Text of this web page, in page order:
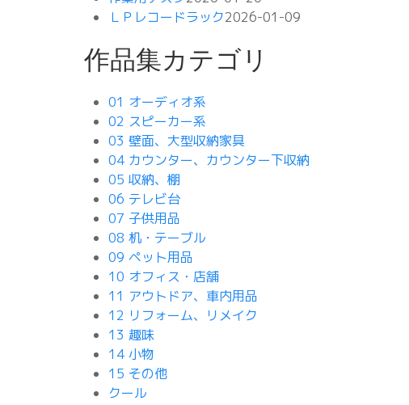
ＬＰレコードラック2026-01-09
作品集カテゴリ
01 オーディオ系
02 スピーカー系
03 壁面、大型収納家具
04 カウンター、カウンター下収納
05 収納、棚
06 テレビ台
07 子供用品
08 机・テーブル
09 ペット用品
10 オフィス・店舗
11 アウトドア、車内用品
12 リフォーム、リメイク
13 趣味
14 小物
15 その他
クール